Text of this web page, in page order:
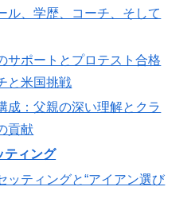
ル、学歴、コーチ、そして
サポートとプロテスト合格
と米国挑戦
成：父親の深い理解とクラ
貢献
ティング
ッティングと“アイアン選び